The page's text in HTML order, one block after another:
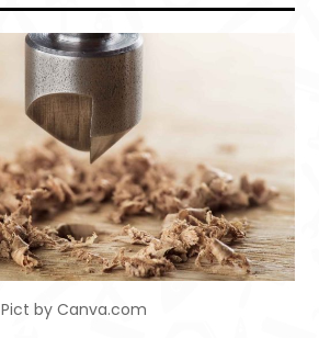
Pict by Canva.com